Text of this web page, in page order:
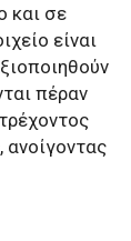
και σε
είναι
πέραν
ανοίγοντας